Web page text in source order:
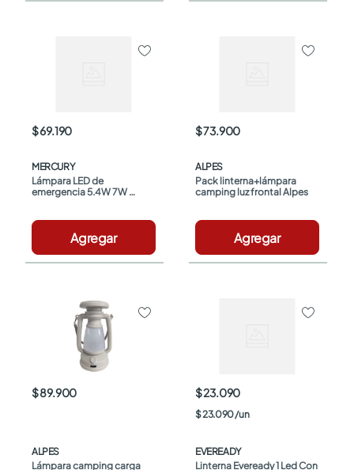
$ 69.190
MERCURY
Lámpara LED de
emergencia 5.4W 7W
Agregar
$ 73.900
ALPES
Pack linterna+lámpara
camping luz frontal Alpes
Agregar
$ 89.900
ALPES
Lámpara camping carga
$ 23.090
$23.090/un
EVEREADY
Linterna Eveready 1 Led Con